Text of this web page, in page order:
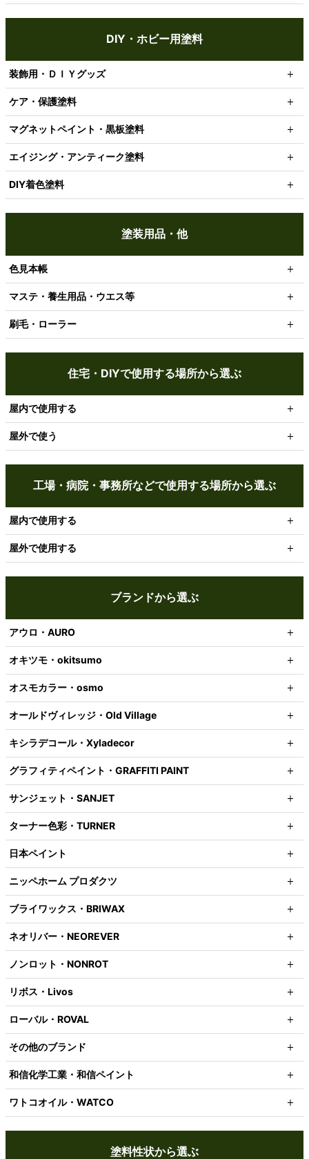
DIY・ホビー用塗料
装飾用・ＤＩＹグッズ
ケア・保護塗料
マグネットペイント・黒板塗料
エイジング・アンティーク塗料
DIY着色塗料
塗装用品・他
色見本帳
マステ・養生用品・ウエス等
刷毛・ローラー
住宅・DIYで使用する場所から選ぶ
屋内で使用する
屋外で使う
工場・病院・事務所などで使用する場所から選ぶ
屋内で使用する
屋外で使用する
ブランドから選ぶ
アウロ・AURO
オキツモ・okitsumo
オスモカラー・osmo
オールドヴィレッジ・Old Village
キシラデコール・Xyladecor
グラフィティペイント・GRAFFITI PAINT
サンジェット・SANJET
ターナー色彩・TURNER
日本ペイント
ニッペホーム プロダクツ
ブライワックス・BRIWAX
ネオリバー・NEOREVER
ノンロット・NONROT
リボス・Livos
ローバル・ROVAL
その他のブランド
和信化学工業・和信ペイント
ワトコオイル・WATCO
塗料性状から選ぶ